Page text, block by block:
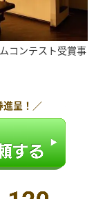
コンテスト受賞事
進呈！／